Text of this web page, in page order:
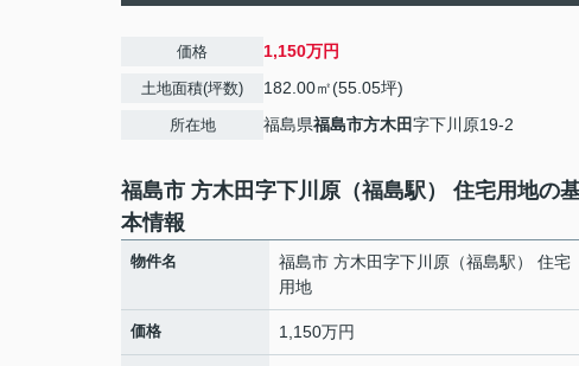
価格 1,150万円
土地面積(坪数) 182.00㎡(55.05坪)
所在地 福島県福島市方木田字下川原19-2
福島市 方木田字下川原（福島駅） 住宅用地の
本情報
物件名
福島市 方木田字下川原（福島駅） 住宅
用地
価格 1,150万円